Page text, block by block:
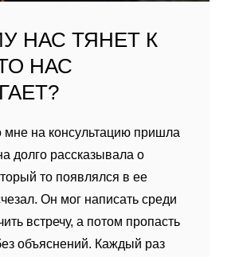
НАС ТЯНЕТ К
НАС
на консультацию пришла
долго рассказывала о
то появлялся в ее
Он мог написать среди
встречу, а потом пропасть
объяснений. Каждый раз